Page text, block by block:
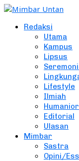
Redaksi
Utama
Kampus
Lipsus
Lifestyle
Ilmiah
Editorial
Ulasan
Mimbar
Sastra
Opini/